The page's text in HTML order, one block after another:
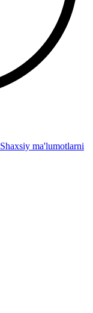
Shaxsiy ma'lumotlarni